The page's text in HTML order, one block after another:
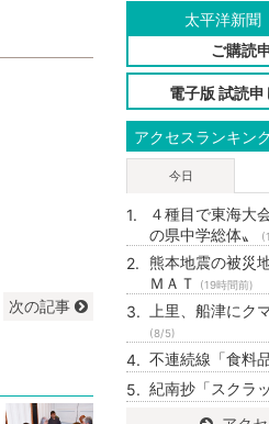
次の記事
太平洋新聞
ご購読
電子版 試読申
アクセスランキン
今日
４種目で東海
の県中学総体〟
熊本地震の被災
ＭＡＴ
(19時間前)
上里、船津に
(8/5)
不連続線「食料
紀南抄「スクラ